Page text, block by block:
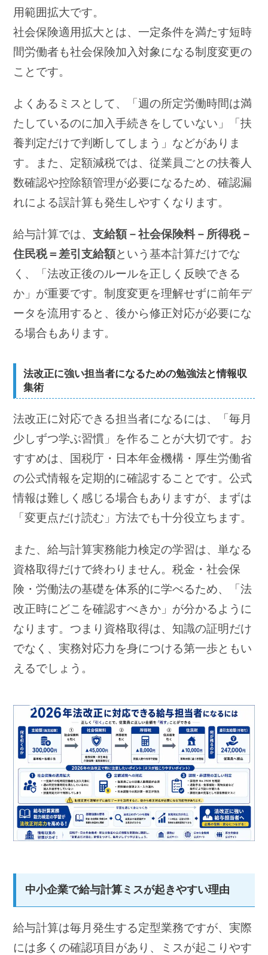
用範囲拡大です。
社会保険適用拡大とは、一定条件を満たす短時
間労働者も社会保険加入対象になる制度変更の
ことです。
よくあるミスとして、「週の所定労働時間は満
たしているのに加入手続きをしていない」「扶
養判定だけで判断してしまう」などがありま
す。また、定額減税では、従業員ごとの扶養人
数確認や控除額管理が必要になるため、確認漏
れによる誤計算も発生しやすくなります。
給与計算では、支給額－社会保険料－所得税－
住民税＝差引支給額という基本計算だけでな
く、「法改正後のルールを正しく反映できる
か」が重要です。制度変更を理解せずに前年デ
ータを流用すると、後から修正対応が必要にな
る場合もあります。
法改正に強い担当者になるための勉強法と情報収
集術
法改正に対応できる担当者になるには、「毎月
少しずつ学ぶ習慣」を作ることが大切です。お
すすめは、国税庁・日本年金機構・厚生労働省
の公式情報を定期的に確認することです。公式
情報は難しく感じる場合もありますが、まずは
「変更点だけ読む」方法でも十分役立ちます。
また、給与計算実務能力検定の学習は、単なる
資格取得だけで終わりません。税金・社会保
険・労働法の基礎を体系的に学べるため、「法
改正時にどこを確認すべきか」が分かるように
なります。つまり資格取得は、知識の証明だけ
でなく、実務対応力を身につける第一歩ともい
えるでしょう。
中小企業で給与計算ミスが起きやすい理由
給与計算は毎月発生する定型業務ですが、実際
には多くの確認項目があり、ミスが起こりやす